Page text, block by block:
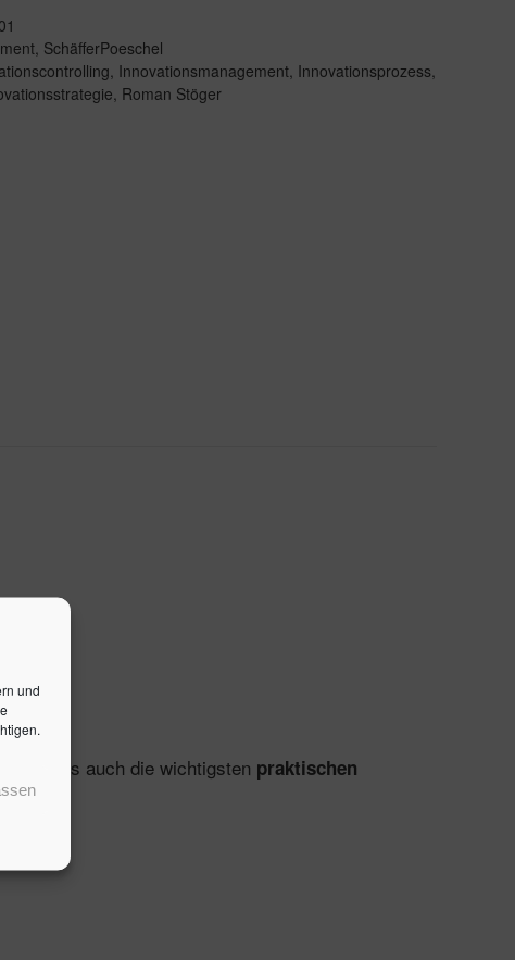
und
, SchäfferPoeschel
, Innovationsmanagement, Innovationsprozess,
, Roman Stöger
als auch die wichtigsten praktischen